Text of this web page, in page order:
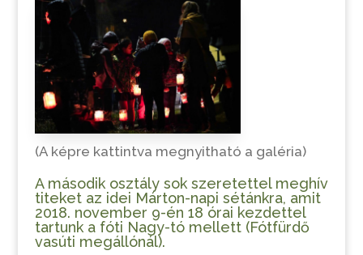
(A képre kattintva megnyitható a galéria)
A második osztály sok szeretettel meghív
titeket az idei Márton-napi sétánkra, amit
2018. november 9-én 18 órai kezdettel
tartunk a fóti Nagy-tó mellett (Fótfürdő
vasúti megállónál).